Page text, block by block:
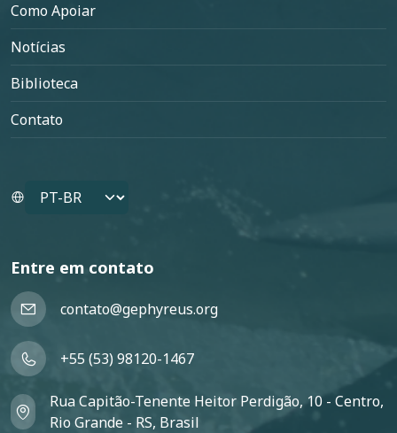
Como Apoiar
Notícias
Biblioteca
Contato
Select your language
Entre em contato
contato@gephyreus.org
+55 (53) 98120-1467
Rua Capitão-Tenente Heitor Perdigão, 10 - Centro,
Rio Grande - RS, Brasil